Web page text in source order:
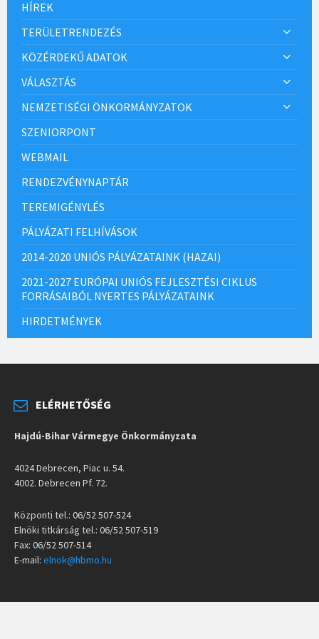
HÍREK
TERÜLETRENDEZÉS
KÖZÉRDEKŰ ADATOK
VÁLASZTÁS
NEMZETISÉGI ÖNKORMÁNYZATOK
SZENIORPONT
WEBMAIL
RENDEZVÉNYNAPTÁR
TEREMIGÉNYLÉS
PÁLYÁZATI FELHÍVÁSOK
2014-2020 UNIÓS PÁLYÁZATAINK (HAZAI)
2021-2027 EURÓPAI UNIÓS FEJLESZTÉSI CIKLUS
FORRÁSAIBÓL NYERTES PÁLYÁZATAINK
HIRDETMÉNYEK
ELÉRHETŐSÉG
Hajdú-Bihar Vármegye Önkormányzata
4024 Debrecen, Piac u. 54.
4002. Debrecen Pf. 72.
Központi tel.: 06/52 507-524
Elnöki titkárság tel.: 06/52 507-519
Fax: 06/52 507-514
E-mail: elnok@hbmo.hu